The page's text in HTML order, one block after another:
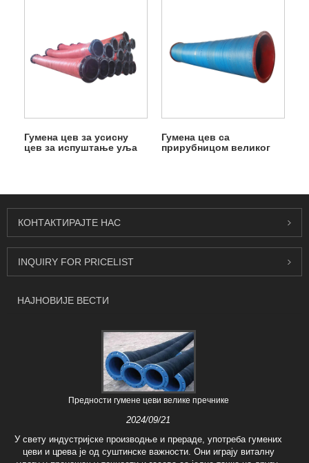
Гумена цев за усисну
цев за испуштање уља
Гумена цев са
прирубницом великог
КОНТАКТИРАЈТЕ НАС
INQUIRY FOR PRICELIST
НАЈНОВИЈЕ ВЕСТИ
Предности гумене цеви велике пречнике
2024/09/21
У свету индустријске производње и прераде, употреба гумених
цеви и црева је од суштинске важности. Они играју виталну